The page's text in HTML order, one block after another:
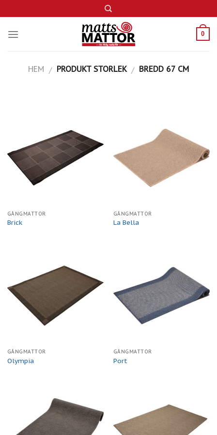
to
content
0
HEM / PRODUKT STORLEK / BREDD 67 CM
GÅNGMATTOR
Brick
GÅNGMATTOR
La Bella
GÅNGMATTOR
Olympia
GÅNGMATTOR
Port